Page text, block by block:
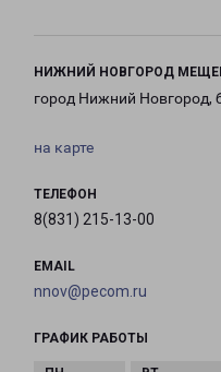
НИЖНИЙ НОВГОРОД
город Нижний Новгород,
на карте
ТЕЛЕФОН
8(831) 215-13-00
EMAIL
nnov@pecom.ru
ГРАФИК РАБОТЫ